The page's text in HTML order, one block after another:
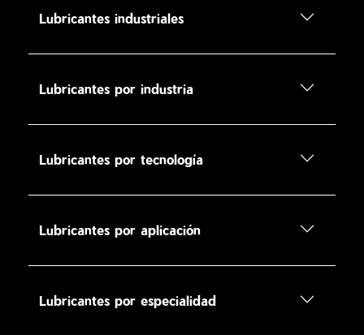
Lubricantes industriales
Lubricantes por industria
Lubricantes por tecnología
Lubricantes por aplicación
Lubricantes por especialidad